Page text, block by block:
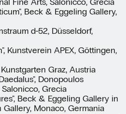
Beck & Eggeling Gallery,
d-52, Düsseldorf,
Kunstverein APEX, Göttingen,
Graz, Austria
Donopoulos
Grecia
Beck & Eggeling Gallery in
Monaco, Germania